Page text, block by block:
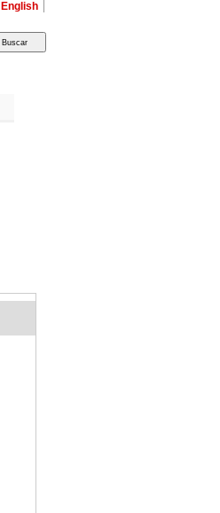
English